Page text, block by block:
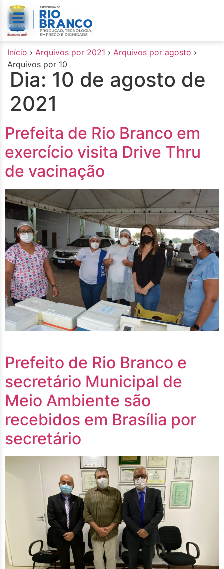
conteúdo
Início › Arquivos por 2021 › Arquivos por agosto ›
Arquivos por 10
Dia: 10 de agosto de
2021
Prefeita de Rio Branco em
exercício visita Drive Thru
de vacinação
Prefeito de Rio Branco e
secretário Municipal de
Meio Ambiente são
recebidos em Brasília por
secretário